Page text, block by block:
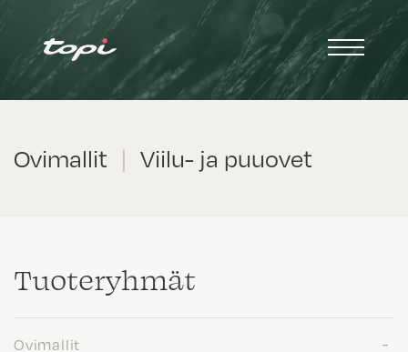
Ovimallit | Viilu- ja puuovet
Tuote­ryhmät
Ovimallit